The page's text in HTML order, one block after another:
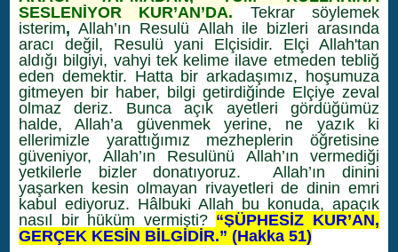
SESLENİYOR KUR’AN’DA.
Tekrar söylemek
isterim, Allah’ın Resulü Allah ile bizleri arasında
aracı değil, Resulü yani Elçisidir. Elçi Allah'tan
aldığı bilgiyi, vahyi tek kelime ilave etmeden tebliğ
eden demektir. Hatta bir arkadaşımız, hoşumuza
gitmeyen bir haber, bilgi getirdiğinde Elçiye zeval
olmaz deriz. Bunca açık ayetleri gördüğümüz
halde, Allah’a güvenmek yerine, ne yazık ki
ellerimizle yarattığımız mezheplerin öğretisine
güveniyor, Allah’ın Resulünü Allah’ın vermediği
yetkilerle bizler donatıyoruz. Allah’ın dinini
yaşarken kesin olmayan rivayetleri de dinin emri
kabul ediyoruz. Hâlbuki Allah bu konuda, apaçık
nasıl bir hüküm vermişti? “ŞÜPHESİZ KUR’AN,
GERÇEK KESİN BİLGİDİR.” (Hakka 51)